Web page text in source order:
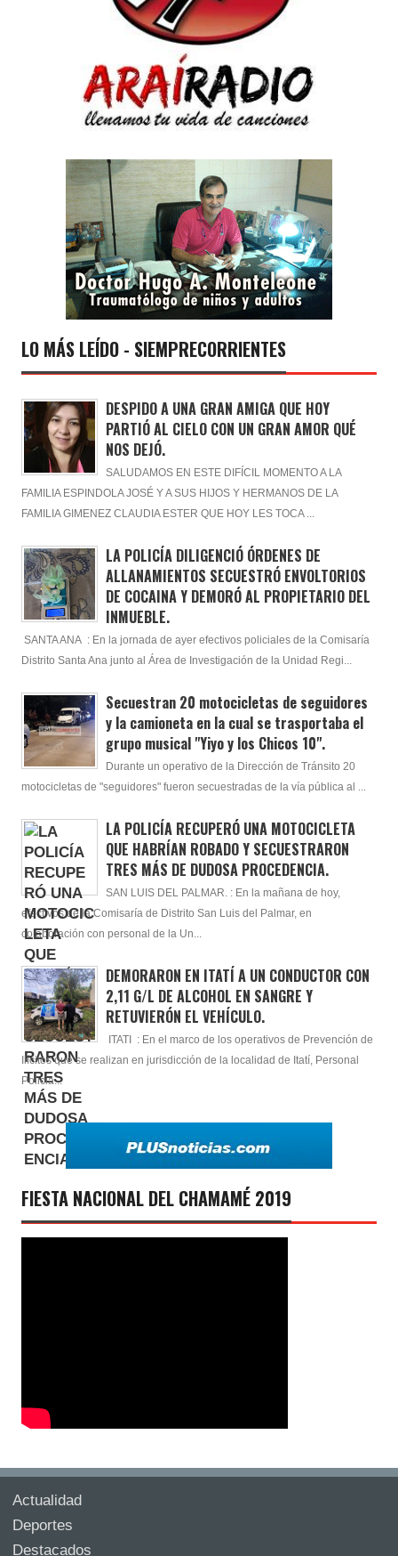
LO MÁS LEÍDO - SIEMPRECORRIENTES
DESPIDO A UNA GRAN AMIGA QUE HOY
PARTIÓ AL CIELO CON UN GRAN AMOR QUÉ
NOS DEJÓ.
SALUDAMOS EN ESTE DIFÍCIL MOMENTO A LA
FAMILIA ESPINDOLA JOSÉ Y A SUS HIJOS Y HERMANOS DE LA
FAMILIA GIMENEZ CLAUDIA ESTER QUE HOY LES TOCA ...
LA POLICÍA DILIGENCIÓ ÓRDENES DE
ALLANAMIENTOS SECUESTRÓ ENVOLTORIOS
DE COCAINA Y DEMORÓ AL PROPIETARIO DEL
INMUEBLE.
SANTA ANA : En la jornada de ayer efectivos policiales de la Comisaría
Distrito Santa Ana junto al Área de Investigación de la Unidad Regi...
Secuestran 20 motocicletas de seguidores
y la camioneta en la cual se trasportaba el
grupo musical "Yiyo y los Chicos 10".
Durante un operativo de la Dirección de Tránsito 20
motocicletas de "seguidores" fueron secuestradas de la vía pública al ...
LA POLICÍA RECUPERÓ UNA MOTOCICLETA
QUE HABRÍAN ROBADO Y SECUESTRARON
TRES MÁS DE DUDOSA PROCEDENCIA.
SAN LUIS DEL PALMAR. : En la mañana de hoy,
efectivos de la Comisaría de Distrito San Luis del Palmar, en
colaboración con personal de la Un...
DEMORARON EN ITATÍ A UN CONDUCTOR CON
2,11 G/L DE ALCOHOL EN SANGRE Y
RETUVIERÓN EL VEHÍCULO.
ITATI : En el marco de los operativos de Prevención de
Ilícitos que se realizan en jurisdicción de la localidad de Itatí, Personal
Policia...
FIESTA NACIONAL DEL CHAMAMÉ 2019
Actualidad
Deportes
Destacados